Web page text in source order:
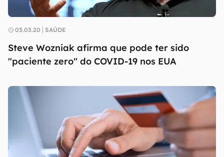
03.03.20 SAÚDE
Steve Wozniak afirma que pode ter sido
"paciente zero" do COVID-19 nos EUA